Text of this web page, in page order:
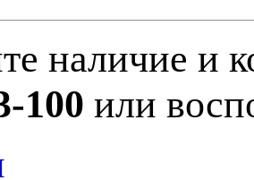
наличие и
100 или